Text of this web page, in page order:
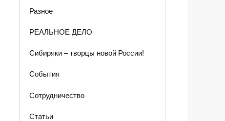
Разное
РЕАЛЬНОЕ ДЕЛО
Сибиряки – творцы новой России!
События
Сотрудничество
Статьи